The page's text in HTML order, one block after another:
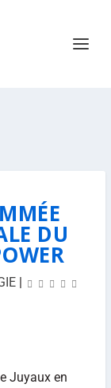
DU
|
Juyaux en